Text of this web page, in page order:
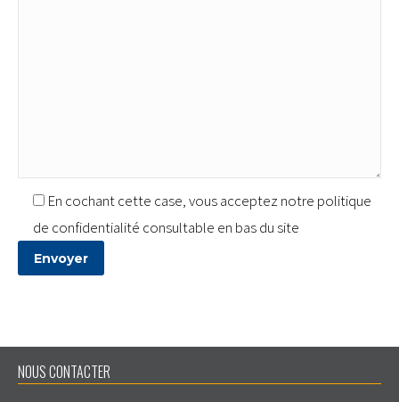
En cochant cette case, vous acceptez notre politique
de confidentialité consultable en bas du site
NOUS CONTACTER